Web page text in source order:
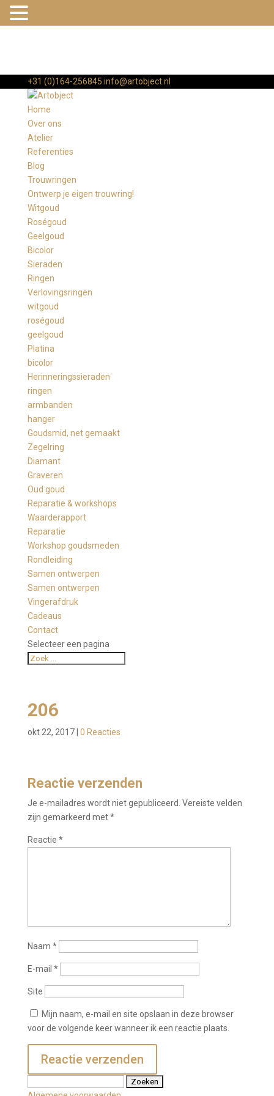
+31 (0)164-256845 info@artobject.nl
Home
Over ons
Atelier
Referenties
Blog
Trouwringen
Ontwerp je eigen trouwring!
Witgoud
Roségoud
Geelgoud
Bicolor
Sieraden
Ringen
Verlovingsringen
witgoud
roségoud
geelgoud
Platina
bicolor
Herinneringssieraden
ringen
armbanden
hanger
Goudsmid, net gemaakt
Zegelring
Diamant
Graveren
Oud goud
Reparatie & workshops
Waarderapport
Reparatie
Workshop goudsmeden
Rondleiding
Samen ontwerpen
Samen ontwerpen
Vingerafdruk
Cadeaus
Contact
Selecteer een pagina
206
okt 22, 2017| 0 Reacties
Reactie verzenden
Je e-mailadres wordt niet gepubliceerd. Vereiste velden
zijn gemarkeerd met*
Reactie *
Naam *
E-mail *
Site
Mijn naam, e-mail en site opslaan in deze browser
voor de volgende keer wanneer ik een reactie plaats.